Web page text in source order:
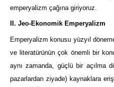
emperyalizm çağına giriyoruz.
II. Jeo-Ekonomik Emperyalizm
Emperyalizm konusu yüzyıl
ve literatürünün çok önemli bir
aynı zamanda, güçlü bir açılma
pazarlardan ziyade) kaynaklara